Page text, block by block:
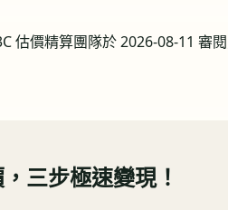
估價精算團隊於2026-08-11 審
三步極速變現！